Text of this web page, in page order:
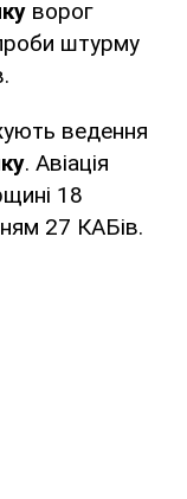
ворог
штурму
ведення
. Авіація
18
27 КАБів.